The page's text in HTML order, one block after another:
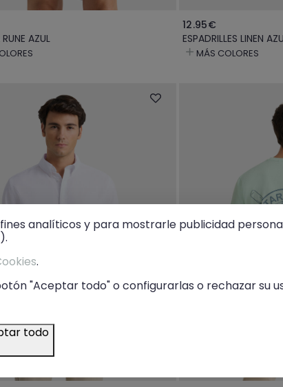
AZUL
12.95€
ESPADRILLES LINEN
MÁS COLORES
analíticos y para mostrarle publicidad
.
"Aceptar todo" o configurarlas o rechazar su
todo